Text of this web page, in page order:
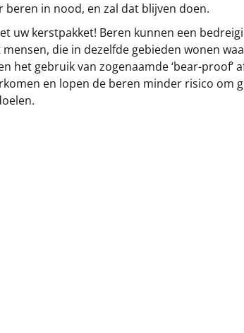
in nood, en zal dat blijven doen.
uw kerstpakket! Beren kunnen een
die in dezelfde gebieden wonen
gebruik van zogenaamde ‘bear-proof’
en lopen de beren minder risico om